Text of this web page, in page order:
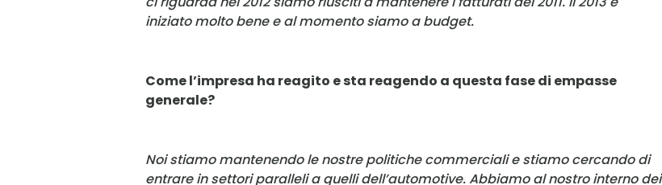
iniziato molto bene e al momento siamo a budget.
Come l’impresa ha reagito e sta reagendo a questa fase di empasse
generale?
Noi stiamo mantenendo le nostre politiche commerciali e stiamo cercando di
entrare in settori paralleli a quelli dell’automotive. Abbiamo al nostro interno dei